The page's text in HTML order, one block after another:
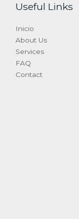
Useful Links
Inicio
About Us
Services
FAQ
Contact